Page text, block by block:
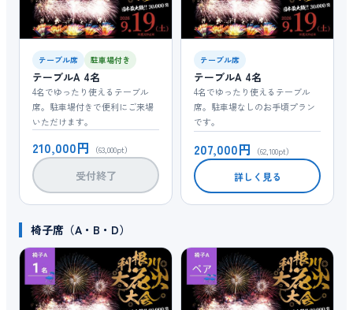
テーブル席 駐車場付き
テーブルA 4名
4名でゆったり使えるテーブル
席。駐車場付きで便利にご来場
いただけます。
210,000円 （63,000pt）
受付終了
テーブル席
テーブルA 4名
4名でゆったり使えるテーブル
席。駐車場なしのお手頃プラン
です。
207,000円 （62,100pt）
詳しく見る
椅子席（A・B・D）